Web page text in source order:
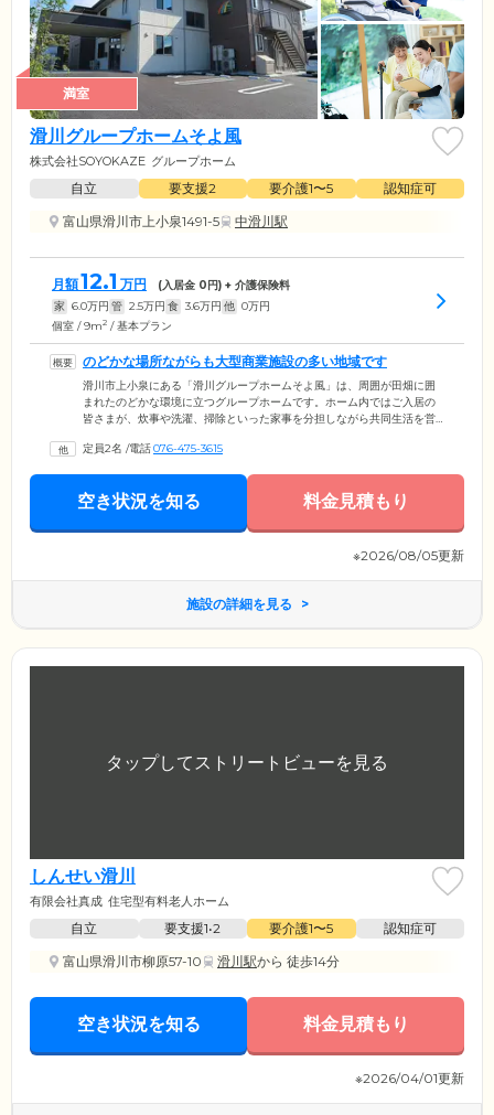
満室
滑川グループホームそよ風
株式会社SOYOKAZE グループホーム
自立 要支援2 要介護1〜5
認知症可
富山県滑川市上小泉1491-5
中滑川駅
月額12.1 万円 (入居金 0円) + 介護保険料
家 6.0万円 管 2.5万円 食 3.6万円 他 0万円
個室 / 9m2 / 基本プラン
のどかな場所ながらも大型商業施設の多い地域です
滑川市上小泉にある「滑川グループホームそよ風」は、周囲が田畑に囲
まれたのどかな環境に立つグループホームです。ホーム内ではご入居の
皆さまが、炊事や洗濯、掃除といった家事を分担しながら共同生活を営
える「生活リハビリ」を採用。お一人おひとりの得意なことに合わせて
ています。建物内にはスタッフが24時間365日常駐。お一人では難しい動
作は、スタッフが寄り添いサポートいたしますのでご安心ください。
定員2名 /電話076-475-3615
空き状況を知る 料金見積もり
※2026/08/05更新
施設の詳細を見る
しんせい滑川
有限会社真成 住宅型有料老人ホーム
自立 要支援1•2 要介護1〜5
認知症可
富山県滑川市柳原57-10
滑川駅から 徒歩14分
空き状況を知る 料金見積もり
※2026/04/01更新